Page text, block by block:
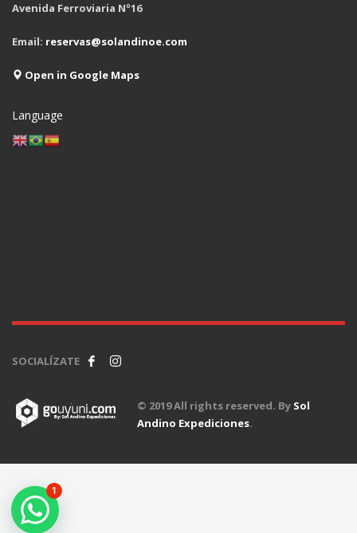
Avenida Ferroviaria Nº16
Email: reservas@solandinoe.com
Open in Google Maps
Language
SOCIALÍZATE
© 2019 All rights reserved. By Sol
Andino Expediciones.
1